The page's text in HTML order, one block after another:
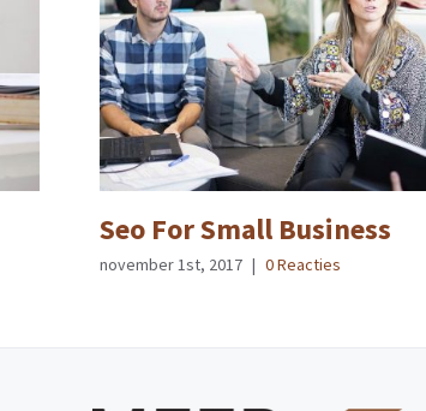
Seo For Small Business
november 1st, 2017 | 0 Reacties